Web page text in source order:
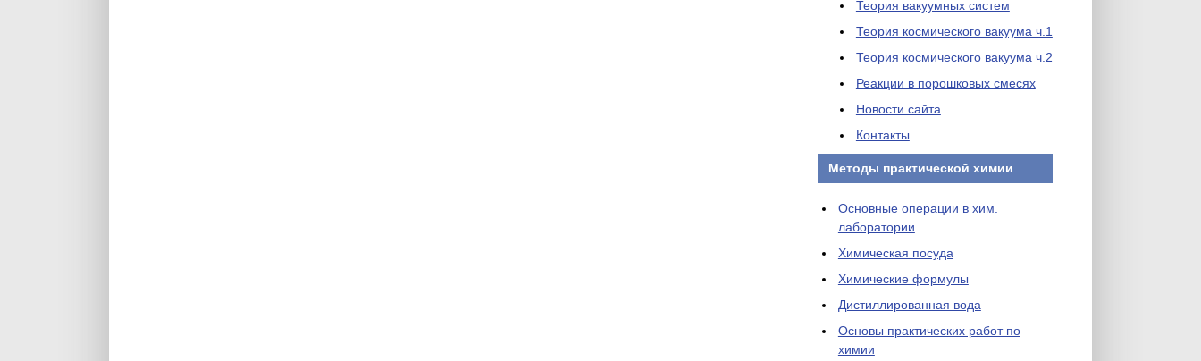
Теория вакуумных систем
Теория космического вакуума ч.1
Теория космического вакуума ч.2
Реакции в порошковых смесях
Новости сайта
Контакты
Методы практической химии
Основные операции в хим.
лаборатории
Химическая посуда
Химические формулы
Дистиллированная вода
Основы практических работ по
химии